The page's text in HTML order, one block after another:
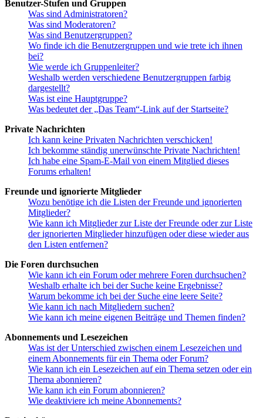
Benutzer-Stufen und Gruppen
Was sind Administratoren?
Was sind Moderatoren?
Was sind Benutzergruppen?
Wo finde ich die Benutzergruppen und wie trete ich ihnen
bei?
Wie werde ich Gruppenleiter?
Weshalb werden verschiedene Benutzergruppen farbig
dargestellt?
Was ist eine Hauptgruppe?
Was bedeutet der „Das Team“-Link auf der Startseite?
Private Nachrichten
Ich kann keine Privaten Nachrichten verschicken!
Ich bekomme ständig unerwünschte Private Nachrichten!
Ich habe eine Spam-E-Mail von einem Mitglied dieses
Forums erhalten!
Freunde und ignorierte Mitglieder
Wozu benötige ich die Listen der Freunde und ignorierten
Mitglieder?
Wie kann ich Mitglieder zur Liste der Freunde oder zur Liste
der ignorierten Mitglieder hinzufügen oder diese wieder aus
den Listen entfernen?
Die Foren durchsuchen
Wie kann ich ein Forum oder mehrere Foren durchsuchen?
Weshalb erhalte ich bei der Suche keine Ergebnisse?
Warum bekomme ich bei der Suche eine leere Seite?
Wie kann ich nach Mitgliedern suchen?
Wie kann ich meine eigenen Beiträge und Themen finden?
Abonnements und Lesezeichen
Was ist der Unterschied zwischen einem Lesezeichen und
einem Abonnements für ein Thema oder Forum?
Wie kann ich ein Lesezeichen auf ein Thema setzen oder ein
Thema abonnieren?
Wie kann ich ein Forum abonnieren?
Wie deaktiviere ich meine Abonnements?